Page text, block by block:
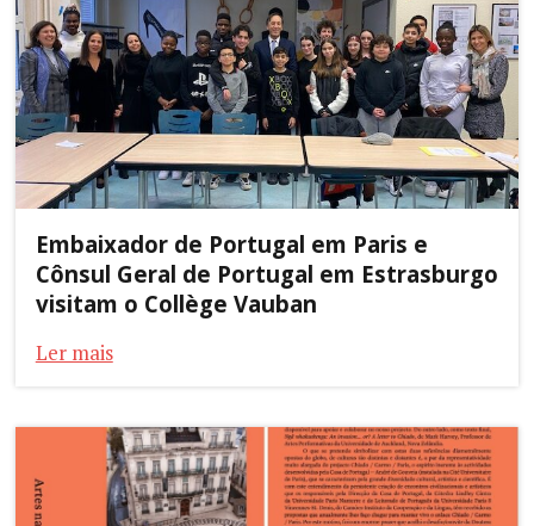
Embaixador de Portugal em Paris e
Cônsul Geral de Portugal em Estrasburgo
visitam o Collège Vauban
Ler mais